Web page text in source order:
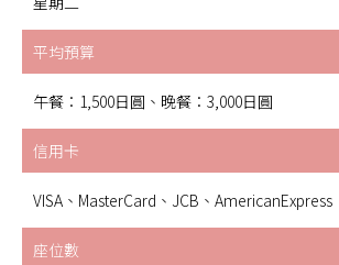
平均預算
午餐：1,500日圓、晚餐：3,000日圓
信用卡
VISA、MasterCard、JCB、AmericanExpress
座位數